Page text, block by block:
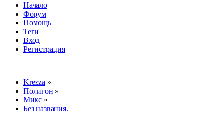
Начало
Форум
Помощь
Теги
Вход
Регистрация
Krezza »
Полигон »
Микс »
Без названия.